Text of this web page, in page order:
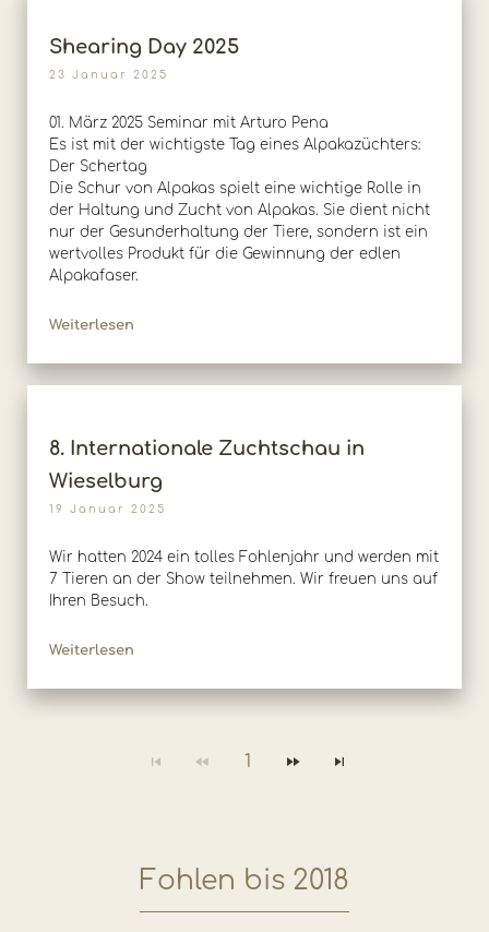
Shearing Day 2025
23 Januar 2025
01. März 2025 Seminar mit Arturo Pena
Es ist mit der wichtigste Tag eines Alpakazüchters:
Der Schertag
Die Schur von Alpakas spielt eine wichtige Rolle in
der Haltung und Zucht von Alpakas. Sie dient nicht
nur der Gesunderhaltung der Tiere, sondern ist ein
wertvolles Produkt für die Gewinnung der edlen
Alpakafaser.
Weiterlesen
8. Internationale Zuchtschau in
Wieselburg
19 Januar 2025
Wir hatten 2024 ein tolles Fohlenjahr und werden mit
7 Tieren an der Show teilnehmen. Wir freuen uns auf
Ihren Besuch.
Weiterlesen
1
Fohlen bis 2018